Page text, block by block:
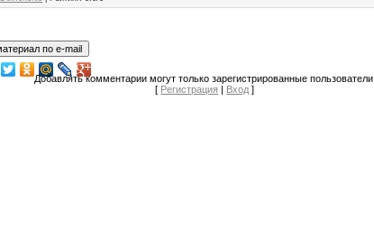
Добавлять комментарии могут только зарегистрированные пользователи.
[ Регистрация | Вход ]